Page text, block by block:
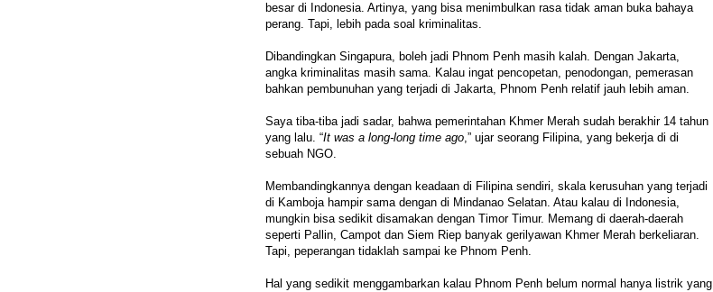
besar di Indonesia. Artinya, yang bisa menimbulkan rasa tidak aman buka bahaya
perang. Tapi, lebih pada soal kriminalitas.
Dibandingkan Singapura, boleh jadi Phnom Penh masih kalah. Dengan Jakarta,
angka kriminalitas masih sama. Kalau ingat pencopetan, penodongan, pemerasan
bahkan pembunuhan yang terjadi di Jakarta, Phnom Penh relatif jauh lebih aman.
Saya tiba-tiba jadi sadar, bahwa pemerintahan Khmer Merah sudah berakhir 14 tahun
yang lalu. “It was a long-long time ago,” ujar seorang Filipina, yang bekerja di di
sebuah NGO.
Membandingkannya dengan keadaan di Filipina sendiri, skala kerusuhan yang terjadi
di Kamboja hampir sama dengan di Mindanao Selatan. Atau kalau di Indonesia,
mungkin bisa sedikit disamakan dengan Timor Timur. Memang di daerah-daerah
seperti Pallin, Campot dan Siem Riep banyak gerilyawan Khmer Merah berkeliaran.
Tapi, peperangan tidaklah sampai ke Phnom Penh.
Hal yang sedikit menggambarkan kalau Phnom Penh belum normal hanya listrik yang